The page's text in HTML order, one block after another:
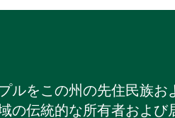
ルをこの州の先住民族
伝統的な所有者および